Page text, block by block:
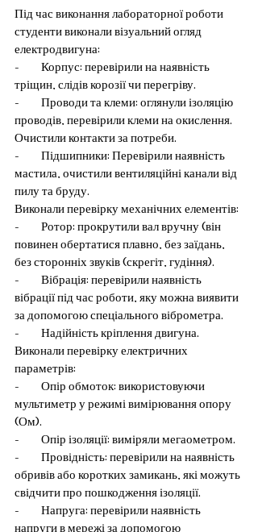
Під час виконання лабораторної роботи
студенти виконали візуальний огляд
електродвигуна:
-         Корпус: перевірили на наявність
тріщин, слідів корозії чи перегріву.
-         Проводи та клеми: оглянули ізоляцію
проводів, перевірили клеми на окислення.
Очистили контакти за потреби.
-         Підшипники: Перевірили наявність
мастила, очистили вентиляційні канали від
пилу та бруду.
Виконали перевірку механічних елементів:
-         Ротор: прокрутили вал вручну (він
повинен обертатися плавно, без заїдань,
без сторонніх звуків (скрегіт, гудіння).
-         Вібрація: перевірили наявність
вібрації під час роботи, яку можна виявити
за допомогою спеціального віброметра.
-         Надійність кріплення двигуна.
Виконали перевірку електричних
параметрів:
-         Опір обмоток: використовуючи
мультиметр у режимі вимірювання опору
(Ом).
-         Опір ізоляції: виміряли мегаометром.
-         Провідність: перевірили на наявність
обривів або коротких замикань, які можуть
свідчити про пошкодження ізоляції.
-         Напруга: перевірили наявність
напруги в мережі за допомогою